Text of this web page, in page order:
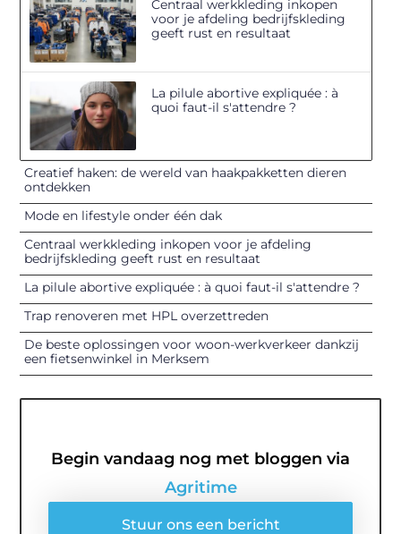
Centraal werkkleding inkopen
voor je afdeling bedrijfskleding
geeft rust en resultaat
La pilule abortive expliquée : à
quoi faut-il s'attendre ?
Creatief haken: de wereld van haakpakketten dieren
ontdekken
Mode en lifestyle onder één dak
Centraal werkkleding inkopen voor je afdeling
bedrijfskleding geeft rust en resultaat
La pilule abortive expliquée : à quoi faut-il s'attendre ?
Trap renoveren met HPL overzettreden
De beste oplossingen voor woon-werkverkeer dankzij
een fietsenwinkel in Merksem
Begin vandaag nog met bloggen via
Agritime
Stuur ons een bericht